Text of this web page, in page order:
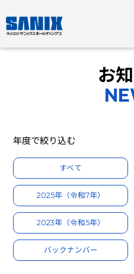
お
年度で絞り込む
すべて
2025年（令和7年）
2023年（令和5年）
バックナンバー